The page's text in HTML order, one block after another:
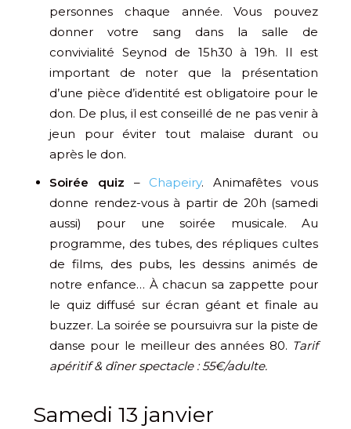
personnes chaque année. Vous pouvez
donner votre sang dans la salle de
convivialité Seynod de 15h30 à 19h. Il est
important de noter que la présentation
d’une pièce d’identité est obligatoire pour le
don. De plus, il est conseillé de ne pas venir à
jeun pour éviter tout malaise durant ou
après le don.
Soirée quiz – Chapeiry. Animafêtes vous
donne rendez-vous à partir de 20h (samedi
aussi) pour une soirée musicale. Au
programme, des tubes, des répliques cultes
de films, des pubs, les dessins animés de
notre enfance… À chacun sa zappette pour
le quiz diffusé sur écran géant et finale au
buzzer. La soirée se poursuivra sur la piste de
danse pour le meilleur des années 80. Tarif
apéritif & dîner spectacle : 55€/adulte.
Samedi 13 janvier